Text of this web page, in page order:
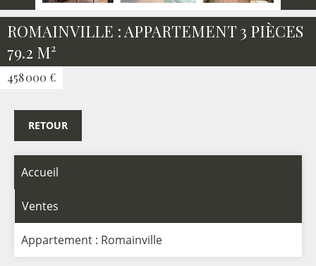
ROMAINVILLE : APPARTEMENT 3 PIÈCES
79.2 M²
458 000 €
Accueil
Ventes
Appartement : Romainville
RETOUR